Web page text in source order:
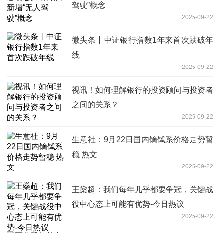
驾驶”概念
2025-09-22
微头条丨中证银行指数1年来首次跌破年
线
2025-09-22
视讯！如何理解银行的投资顾问与投资者
之间的关系？
2025-09-22
生意社：9月22日国内镝铽系价格走势暂
稳 热文
2025-09-22
王燊超：我们每年几乎都要争冠，关键战
役中心态上可能有优势-今日热议
2025-09-22